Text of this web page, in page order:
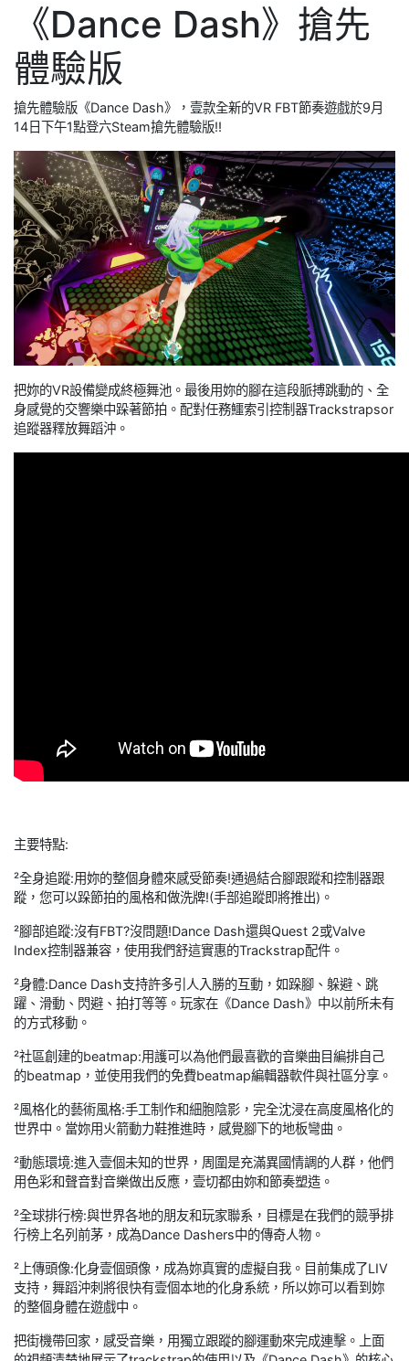
《Dance Dash》搶先
體驗版
搶先體驗版《Dance Dash》，壹款全新的VR FBT節奏遊戲於9月
14日下午1點登六Steam搶先體驗版!!
把妳的VR設備變成終極舞池。最後用妳的腳在這段脈搏跳動的、全
身感覺的交響樂中跺著節拍。配對任務鱷索引控制器Trackstrapsor
追蹤器釋放舞蹈沖。
主要特點:
²全身追蹤:用妳的整個身體來感受節奏!通過結合腳跟蹤和控制器跟
蹤，您可以跺節拍的風格和做洗牌!(手部追蹤即將推出)。
²腳部追蹤:沒有FBT?沒問題!Dance Dash還與Quest 2或Valve
Index控制器兼容，使用我們舒這實惠的Trackstrap配件。
²身體:Dance Dash支持許多引人入勝的互動，如跺腳、躲避、跳
躍、滑動、閃避、拍打等等。玩家在《Dance Dash》中以前所未有
的方式移動。
²社區創建的beatmap:用護可以為他們最喜歡的音樂曲目編排自己
的beatmap，並使用我們的免費beatmap編輯器軟件與社區分享。
²風格化的藝術風格:手工制作和細胞陰影，完全沈浸在高度風格化的
世界中。當妳用火箭動力鞋推進時，感覺腳下的地板彎曲。
²動態環境:進入壹個未知的世界，周圍是充滿異國情調的人群，他們
用色彩和聲音對音樂做出反應，壹切都由妳和節奏塑造。
²全球排行榜:與世界各地的朋友和玩家聯系，目標是在我們的競爭排
行榜上名列前茅，成為Dance Dashers中的傳奇人物。
²上傳頭像:化身壹個頭像，成為妳真實的虛擬自我。目前集成了LIV
支持，舞蹈沖刺將很快有壹個本地的化身系統，所以妳可以看到妳
的整個身體在遊戲中。
把街機帶回家，感受音樂，用獨立跟蹤的腳運動來完成連擊。上面